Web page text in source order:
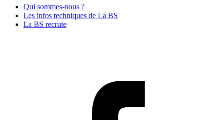
Qui sommes-nous ?
Les infos techniques de La BS
La BS recrute